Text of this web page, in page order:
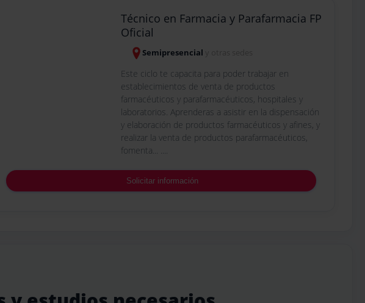
Técnico en Farmacia y Parafarmacia FP
Oficial
Semipresencial
Este ciclo te capacita para poder trabajar en
establecimientos de venta de productos
farmacéuticos y parafarmacéuticos, hospitales y
laboratorios. Aprenderas a asistir en la dispensación
y elaboración de productos farmacéuticos y afines, y
realizar la venta de productos parafarmacéuticos,
fomenta... ....
Solicitar información